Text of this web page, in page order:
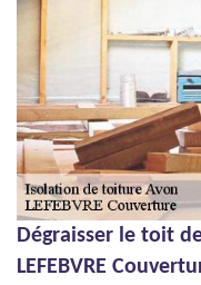
Dégraisser le toit
LEFEBVRE